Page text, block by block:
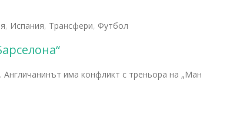
, Испания, Трансфери, Футбол
има конфликт с треньора на „Ман